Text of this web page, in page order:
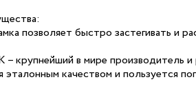
позволяет быстро застегивать и
– крупнейший в мире производитель
качеством и пользуется